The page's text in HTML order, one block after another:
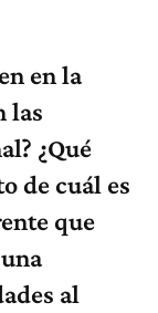
en la
las
¿Qué
de cuál es
que
al